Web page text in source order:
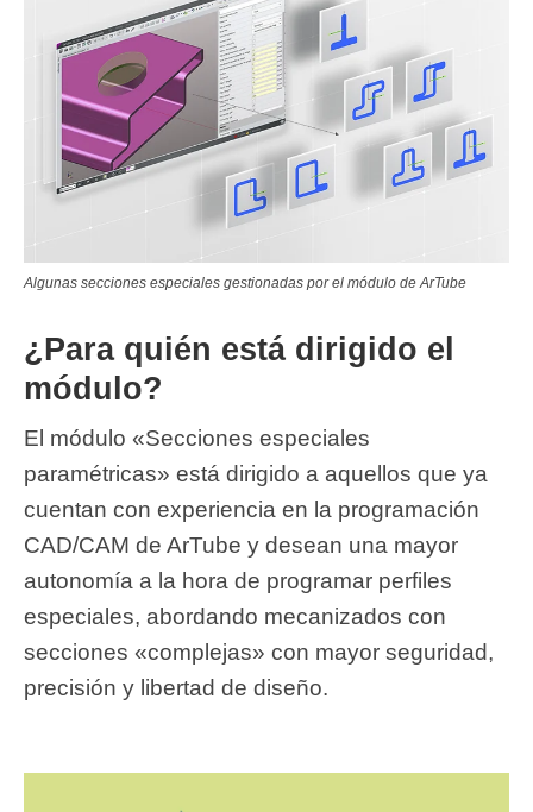
Algunas secciones especiales gestionadas por el módulo de ArTube
¿Para quién está dirigido el
módulo?
El módulo «Secciones especiales
paramétricas» está dirigido a aquellos que ya
cuentan con experiencia en la programación
CAD/CAM de ArTube y desean una mayor
autonomía a la hora de programar perfiles
especiales, abordando mecanizados con
secciones «complejas» con mayor seguridad,
precisión y libertad de diseño.